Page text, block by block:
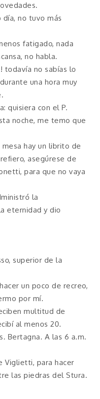
no tuvo más
fatigado, nada
no habla.
todavía no sabías lo
una hora muy
quisiera con el P.
noche, me temo que
mesa hay un librito de
asegúrese de
para que no vaya
la
eternidad y dio
superior de la
un poco de recreo,
por mí.
multitud de
al menos 20.
Bertagna. A las 6 a.m.
Viglietti, para hacer
las piedras del Stura.